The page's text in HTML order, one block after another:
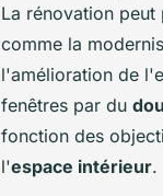
La rénovation
comme la
l'amélioration de
fenêtres par du
fonction des
l'espace intérieur.